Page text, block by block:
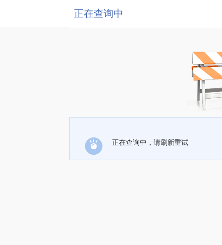
正在查询中
正在查询中，请刷新重试